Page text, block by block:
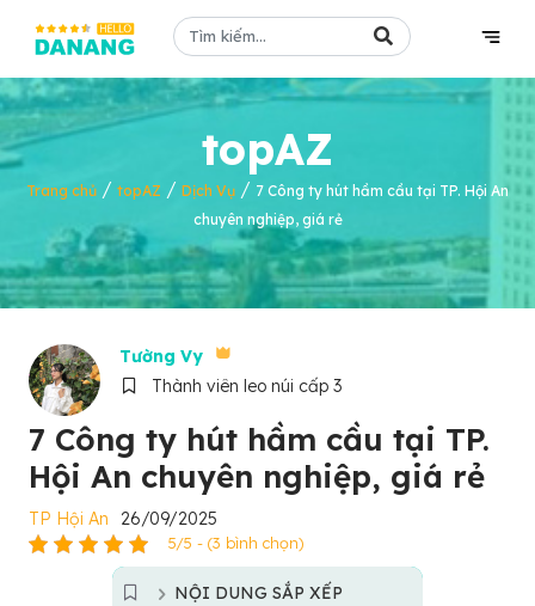
topAZ
Trang chủ / topAZ / Dịch Vụ / 7 Công ty hút hầm cầu tại TP. Hội An
chuyên nghiệp, giá rẻ
Tường Vy
Thành viên leo núi cấp 3
7 Công ty hút hầm cầu tại TP.
Hội An chuyên nghiệp, giá rẻ
TP Hội An 26/09/2025
5/5 - (3 bình chọn)
NỘI DUNG SẮP XẾP